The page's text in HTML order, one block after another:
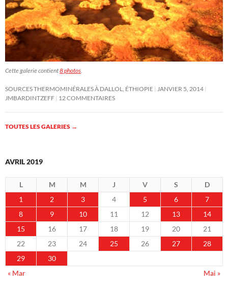
Cette galerie contient8 photos.
SOURCES THERMOMINÉRALES À DALLOL, ÉTHIOPIE JANVIER 5, 2014
JMBARDINTZEFF 12 COMMENTAIRES
TOUTES LES GALERIES →
AVRIL 2019
L M M J V S
D
1
2 3 4 5 6
7
8
9 10 11 12 13
14
15
16 17 18 19 20
21
22
23 24 25 26 27
28
29
30
« Mar
Mai »